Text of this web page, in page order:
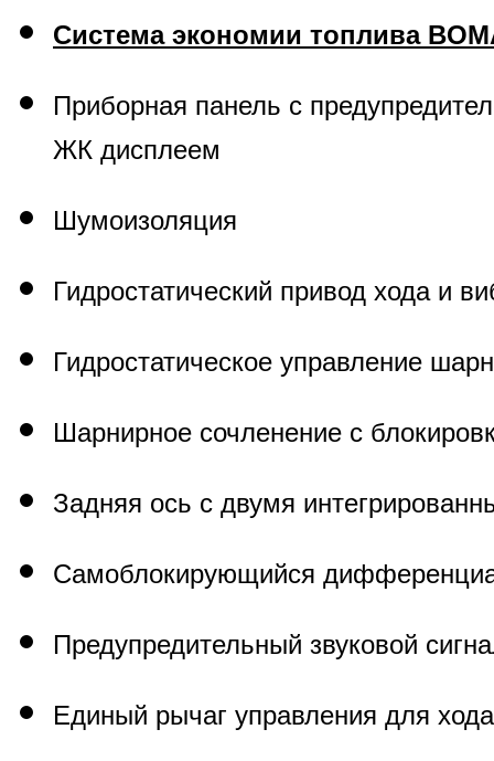
Система экономии топлива
Приборная панель с
ЖК дисплеем
Шумоизоляция
Гидростатический привод хода и
Гидростатическое управление
Шарнирное сочленение с
Задняя ось с двумя
Самоблокирующийся
Предупредительный звуковой
Единый рычаг управления для